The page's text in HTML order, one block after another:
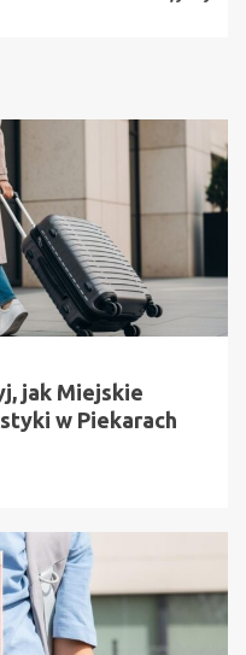
jak Miejskie
w Piekarach